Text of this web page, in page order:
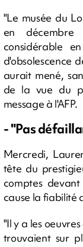
"Le musée du
en décembre
considérable
d'obsolescence
aurait mené,
de la vue du
message à l'AFP.
- "Pas
Mercredi,
tête du
comptes
cause la fiabilité
"Il y a les
trouvaient sur